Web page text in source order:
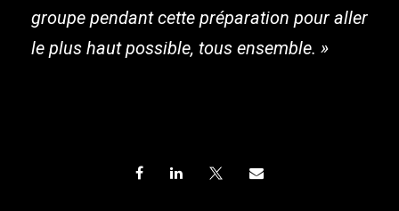
groupe pendant cette préparation pour aller
le plus haut possible, tous ensemble. »